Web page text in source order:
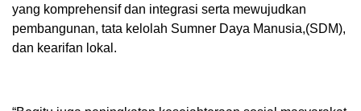
yang komprehensif dan integrasi serta mewujudkan
pembangunan, tata kelolah Sumner Daya Manusia,(SDM),
dan kearifan lokal.